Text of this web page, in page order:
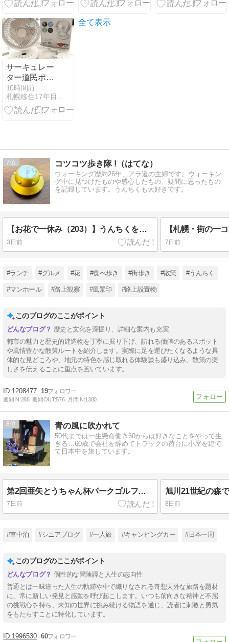
2026年89杯
サーキュレー
ター道民ポイ
ントで買って
きた～
10時間前
札幌移住17年目の毎日
全て表示
7 コツコツ歩き隊 !（はてな）
ウォーキング歴約26年、アラ還の主婦です。ウォーキン
グ中に見つけたものや感心したもの、疑問に思ったもの
を記録しています。うんちくも大好きです。
【お花で一休み（203）】うんちくを知って、ますます取り去るのが悪いように思ってしまった花
3日前 7日前
#ランチ #グルメ #花 #食べ歩き #街歩き #散策 #うんちく
#マンホール #路上観察 #風景印 #路上設置物
このブログのここがポイント
歴史と文化を深掘り、詳細な案内も充実
都市の魅力と歴史的建造物を丁寧に掘り下げ、訪れる価値のあるスポット
や風情豊かな散策ルートを紹介します。実際に足を運びたくなるような具
体的な見どころや、地元の特色を感じ取れる体験談も盛り込み、散策の楽
しさを伝えることに重点を置いています。
1208477 19
週間IN:288 週間OUT:576 月間IN:1380
8 青の風に吹かれて
50代までは一生懸命働き60からは好きなことをやって生
きる…60歳で会社を辞めてトラックの荷台に小屋を建て
て日本中を旅しています。
第2回亜矢とうちゃん杯パークゴルフ大会開催です
7日前 8日前
#車中泊 #シニアブログ #一人旅 #キャンピングカー #日本一周
このブログのここがポイント
個性的な冒険譚と人生の志向性
普通とは一味違った人生の軌跡や中で織りなされる奇想天外な旅路を題材
に、常に新しい発見と感動を呼び起こします。いつも前向きな精神と不屈
の挑戦心を持ち、未知の世界に挑み続ける物語を通じ、読者に刺激と勇気
をもたらすことに特化しています。
1996530 60